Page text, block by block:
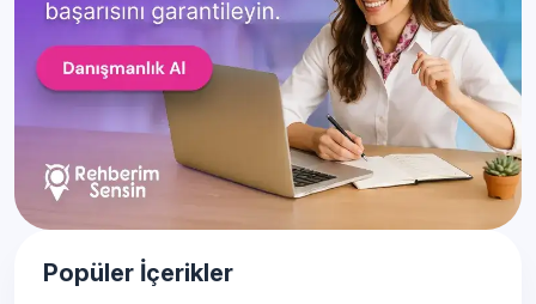
Popüler İçerikler